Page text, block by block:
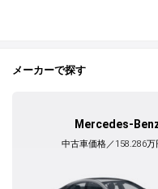
メーカーで探す
Mercedes-
中古車価格／158.286万